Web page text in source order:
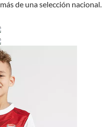
de una selección nacional.